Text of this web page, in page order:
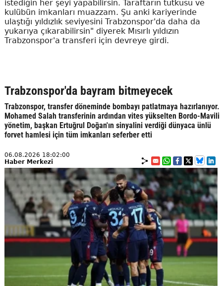
istediğin her şeyi yapabilirsin. Taraftarın tutkusu ve
kulübün imkanları muazzam. Şu anki kariyerinde
ulaştığı yıldızlık seviyesini Trabzonspor'da daha da
yukarıya çıkarabilirsin" diyerek Mısırlı yıldızın
Trabzonspor'a transferi için devreye girdi.
Trabzonspor'da bayram bitmeyecek
Trabzonspor, transfer döneminde bombayı patlatmaya hazırlanıyor.
Mohamed Salah transferinin ardından vites yükselten Bordo-Mavili
yönetim, başkan Ertuğrul Doğan'ın sinyalini verdiği dünyaca ünlü
forvet hamlesi için tüm imkanları seferber etti
06.08.2026 18:02:00
Haber Merkezi